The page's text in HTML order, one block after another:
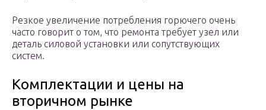
Резкое увеличение потребления горючего очень
часто говорит о том, что ремонта требует узел или
деталь силовой установки или сопутствующих
систем.
Комплектации и цены на
вторичном рынке